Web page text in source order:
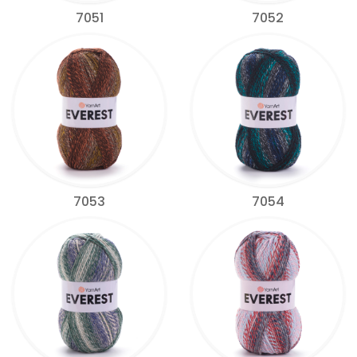
7051 7052
7053 7054